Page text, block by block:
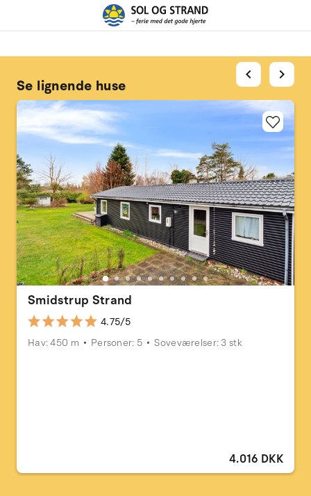
Se lignende huse
Smidstrup Strand
4.75/5
Hav: 450 m
Personer: 5 Soveværelser: 3 stk
4.016 DKK
chevron_left chevron_right